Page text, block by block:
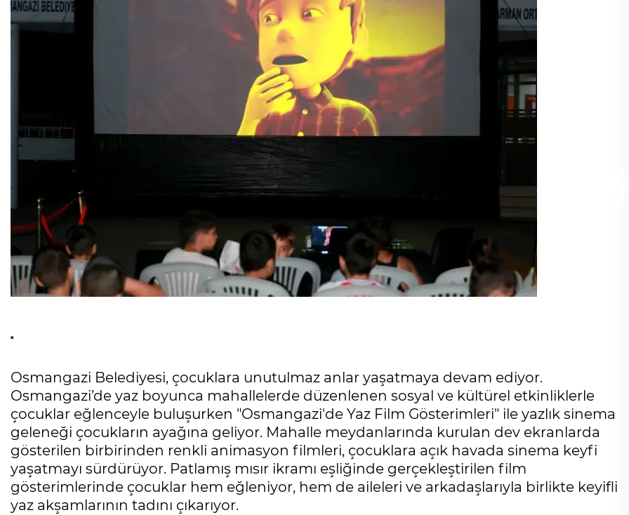
Osmangazi Belediyesi, çocuklara unutulmaz anlar yaşatmaya devam ediyor.
Osmangazi’de yaz boyunca mahallelerde düzenlenen sosyal ve kültürel etkinliklerle
çocuklar eğlenceyle buluşurken "Osmangazi'de Yaz Film Gösterimleri" ile yazlık sinema
geleneği çocukların ayağına geliyor. Mahalle meydanlarında kurulan dev ekranlarda
gösterilen birbirinden renkli animasyon filmleri, çocuklara açık havada sinema keyfi
yaşatmayı sürdürüyor. Patlamış mısır ikramı eşliğinde gerçekleştirilen film
gösterimlerinde çocuklar hem eğleniyor, hem de aileleri ve arkadaşlarıyla birlikte keyifli
yaz akşamlarının tadını çıkarıyor.